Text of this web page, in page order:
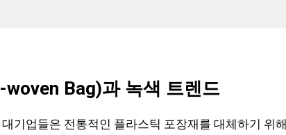
Bag)과 녹색 트렌드
기업들은 전통적인 플라스틱 포장재를 대체하기 위해